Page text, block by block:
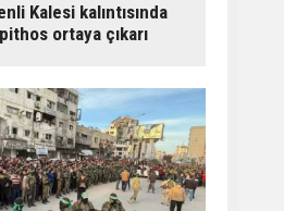
Kalesi kalıntısında
ortaya çıkarı